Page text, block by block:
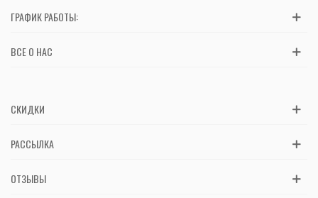
ГРАФИК РАБОТЫ:
ВСЕ О НАС
СКИДКИ
РАССЫЛКА
ОТЗЫВЫ